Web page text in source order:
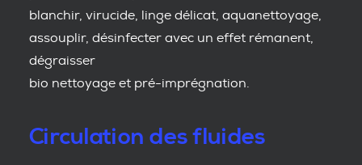
blanchir, virucide, linge délicat, aquanettoyage,
assouplir, désinfecter avec un effet rémanent,
dégraisser
bio nettoyage et pré-imprégnation.
Circulation des fluides